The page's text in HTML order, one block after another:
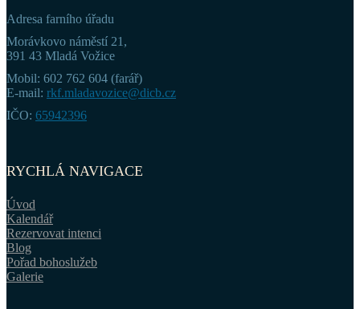
Adresa farního úřadu
Morávkovo náměstí 21,
391 43 Mladá Vožice
Mobil: 602 762 604 (farář)
E-mail: rkf.mladavozice@dicb.cz
IČO: 65942396
RYCHLÁ NAVIGACE
Úvod
Kalendář
Rezervovat intenci
Blog
Pořad bohoslužeb
Galerie